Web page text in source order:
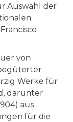
Auswahl der
von
Werke für
darunter
aus
für die